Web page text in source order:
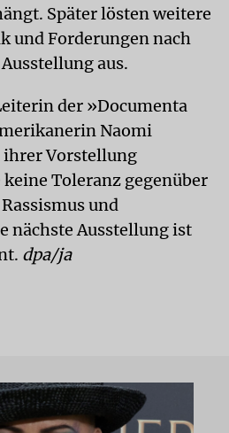
Später lösten weitere
und Forderungen nach
aus.
der »Documenta
Naomi
Vorstellung
Toleranz gegenüber
und
nächste Ausstellung ist
dpa/ja